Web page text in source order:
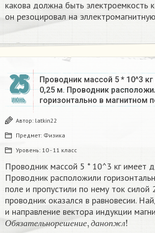
какова должна быть электроемкость
он резоцировал на
25
ИЮНЬ
Проводник массой 5 * 10^3
0,25 м. Проводник
горизонтально в магнитном
Автор: latkin22
Предмет: Физика
Уровень: 10 - 11 класс
Проводник массой 5 * 10^3 кг имеет
Проводник расположили
поле и пропустили по нему ток
проводник оказался в равновесии.
и направление вектора индукции
О бяз а т ел ьн о р е ш е н и е дан опжл
Обязательнор ешение,данопжл!